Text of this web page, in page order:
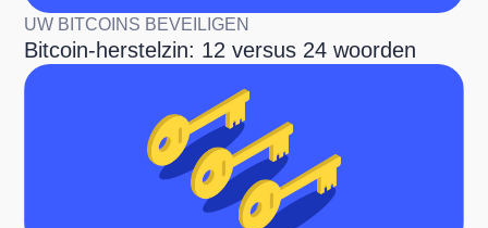
UW BITCOINS BEVEILIGEN
Bitcoin-herstelzin: 12 versus 24 woorden